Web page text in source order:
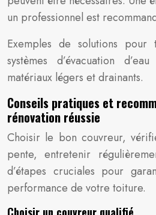
un professionnel est
Exemples de solutions pour
systèmes d’évacuation
matériaux légers et drainants.
Conseils pratiques et
rénovation réussie
Choisir le bon couvreur,
pente, entretenir
d’étapes cruciales pour
performance de votre toiture.